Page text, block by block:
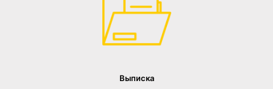
Выписка